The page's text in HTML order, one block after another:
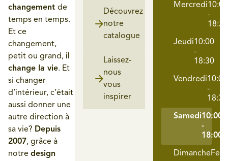
changement de
temps en temps.
Et ce
changement,
petit ou grand, il
change la vie. Et
si changer
d’intérieur, c’était
aussi donner une
autre direction à
sa vie? Depuis
2007, grâce à
notre design
Découvrez
notre
catalogue​
Laissez-
nous
vous
inspirer​
Mercredi10:00
-
18:30
Jeudi10:00
-
18:30
Vendredi10:00
-
18:30
Samedi10:00
-
18:00
Dimanche